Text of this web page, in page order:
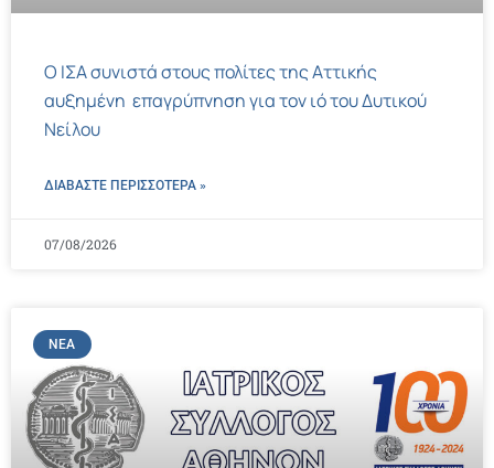
Ο ΙΣΑ συνιστά στους πολίτες της Αττικής
αυξημένη επαγρύπνηση για τον ιό του Δυτικού
Νείλου
ΔΙΑΒΑΣΤΕ ΠΕΡΙΣΣΌΤΕΡΑ »
07/08/2026
ΝΈΑ